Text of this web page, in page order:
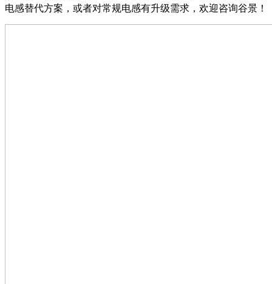
电感替代方案，或者对常规电感有升级需求，欢迎咨询谷景！